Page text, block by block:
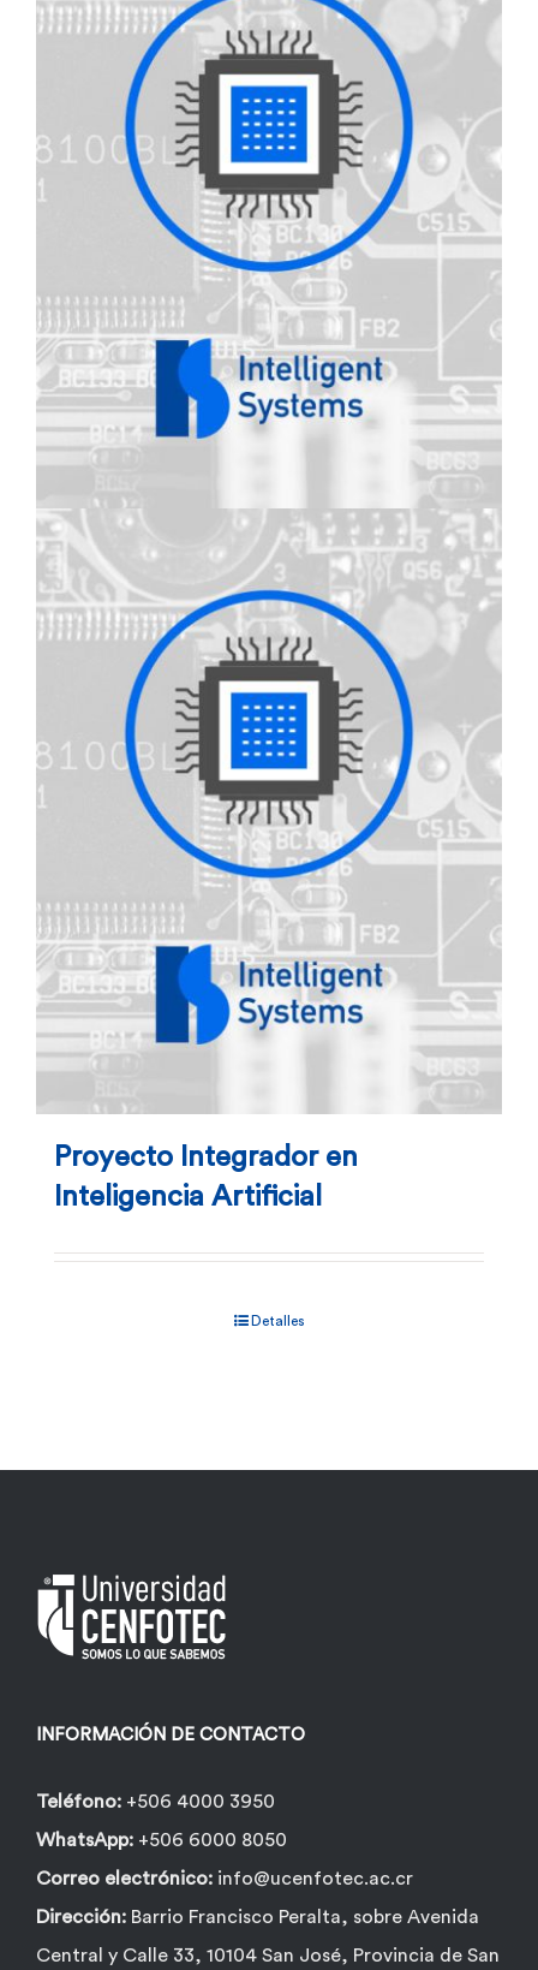
Proyecto Integrador en
Inteligencia Artificial
Detalles
INFORMACIÓN DE CONTACTO
Teléfono: +506 4000 3950
WhatsApp: +506 6000 8050
Correo electrónico: info@ucenfotec.ac.cr
Dirección: Barrio Francisco Peralta, sobre Avenida
Central y Calle 33, 10104 San José, Provincia de San